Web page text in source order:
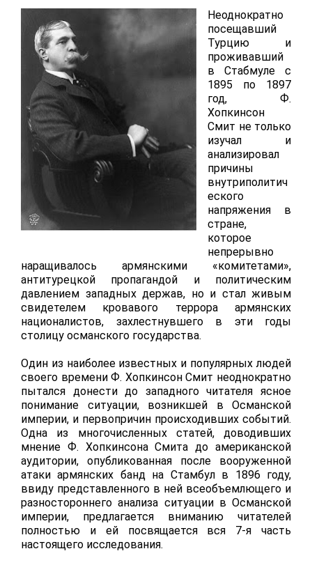
Неоднократно
посещавший
Турцию и
проживавший
в Стабмуле с
1895 по 1897
год, Ф.
Хопкинсон
Смит не только
изучал и
анализировал
причины
внутриполитич
еского
напряжения в
стране,
которое
непрерывно
наращивалось армянскими «комитетами»,
антитурецкой пропагандой и политическим
давлением западных держав, но и стал живым
свидетелем кровавого террора армянских
националистов, захлестнувшего в эти годы
столицу османского государства.
Один из наиболее известных и популярных людей
своего времени Ф. Хопкинсон Смит неоднократно
пытался донести до западного читателя ясное
понимание ситуации, возникшей в Османской
империи, и первопричин происходивших событий.
Одна из многочисленных статей, доводивших
мнение Ф. Хопкинсона Смита до американской
аудитории, опубликованная после вооруженной
атаки армянских банд на Стамбул в 1896 году,
ввиду представленного в ней всеобъемлющего и
разностороннего анализа ситуации в Османской
империи, предлагается вниманию читателей
полностью и ей посвящается вся 7-я часть
настоящего исследования.